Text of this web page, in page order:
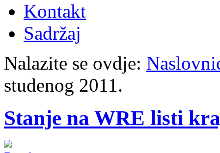
Kontakt
Sadržaj
Nalazite se ovdje:
studenog 2011.
Stanje na WRE listi